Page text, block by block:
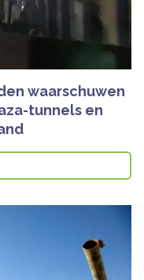
waarschuwen
tunnels en